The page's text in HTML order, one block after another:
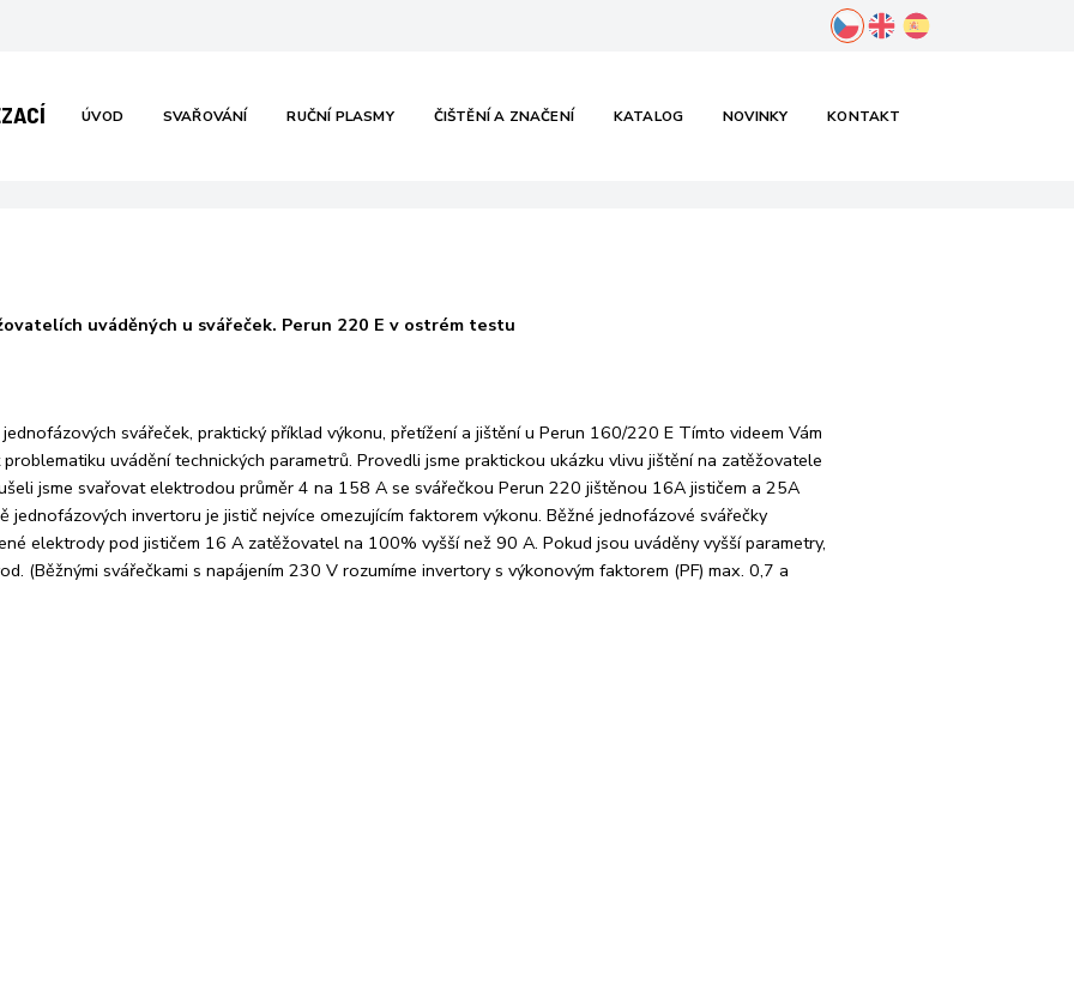
cs en
ÚVOD SVAŘOVÁNÍ RUČNÍ PLASMY ČIŠTĚNÍ A ZNAČENÍ KATALOG NOVINKY KONTAKT
uváděných v technických
parametrech
uváděných u svářeček. Perun 220 E v ostrém testu
svářeček, praktický příklad výkonu, přetížení a jištění u Perun 160/220 E Tímto videem Vám
uvádění technických parametrů. Provedli jsme praktickou ukázku vlivu jištění na zatěžovatele
jsme svařovat elektrodou průměr 4 na 158 A se svářečkou Perun 220 jištěnou 16A jističem a 25A
jednofázových invertoru je jistič nejvíce omezujícím faktorem výkonu. Běžné jednofázové svářečky
elektrody pod jističem 16 A zatěžovatel na 100% vyšší než 90 A. Pokud jsou uváděny vyšší parametry,
(Běžnými svářečkami s napájením 230 V rozumíme invertory s výkonovým faktorem (PF) max. 0,7 a